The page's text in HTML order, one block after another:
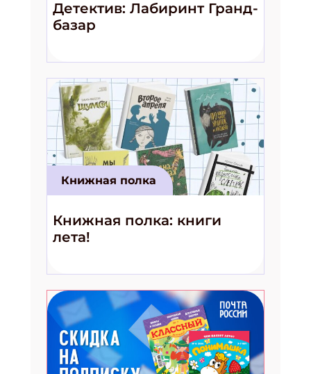
Детектив: Лабиринт Гранд-
базар
Книжная полка
Книжная полка: книги
лета!